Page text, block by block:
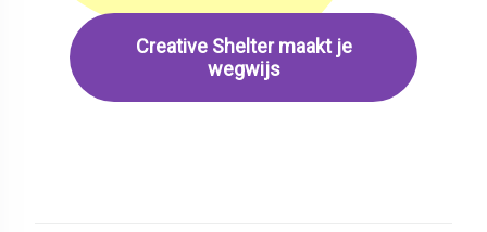
Creative Shelter maakt je
wegwijs